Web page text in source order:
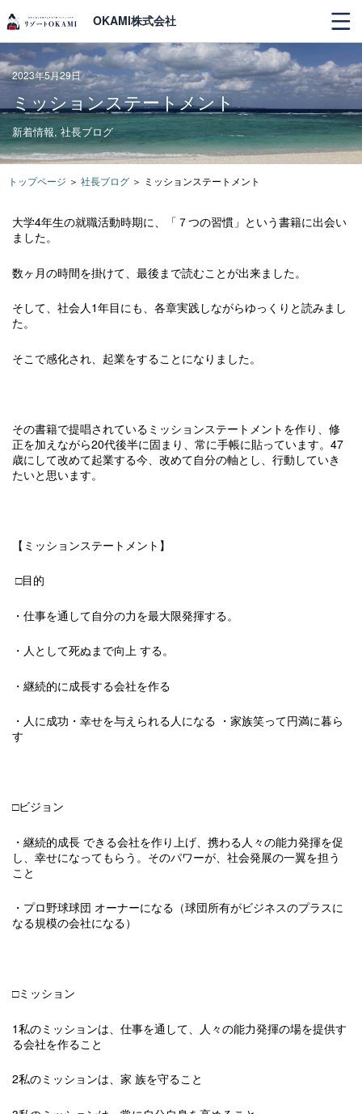
OKAMI株式会社
2023年5月29日
ミッションステートメント
新着情報, 社長ブログ
トップページ ＞ 社長ブログ ＞ ミッションステートメント
大学4年生の就職活動時期に、「７つの習慣」という書籍に出会い
ました。
数ヶ月の時間を掛けて、最後まで読むことが出来ました。
そして、社会人1年目にも、各章実践しながらゆっくりと読みまし
た。
そこで感化され、起業をすることになりました。
その書籍で提唱されているミッションステートメントを作り、修
正を加えながら20代後半に固まり、常に手帳に貼っています。47
歳にして改めて起業する今、改めて自分の軸とし、行動していき
たいと思います。
【ミッションステートメント】
□目的
・仕事を通して自分の力を最大限発揮する。
・人として死ぬまで向上 する。
・継続的に成長する会社を作る
・人に成功・幸せを与えられる人になる ・家族笑って円満に暮ら
す
□ビジョン
・継続的成長 できる会社を作り上げ、携わる人々の能力発揮を促
し、幸せになってもらう。そのパワーが、社会発展の一翼を担う
こと
・プロ野球球団 オーナーになる（球団所有がビジネスのプラスに
なる規模の会社になる）
□ミッション
1私のミッションは、仕事を通して、人々の能力発揮の場を提供す
る会社を作ること
2私のミッションは、家 族を守ること